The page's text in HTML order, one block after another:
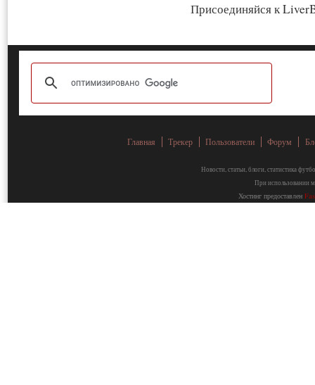
Присоединяйся к
Главная Трекер Пользователи Форум
Новости, статьи, блоги, статистика
При использовании
Хостинг предоставлен